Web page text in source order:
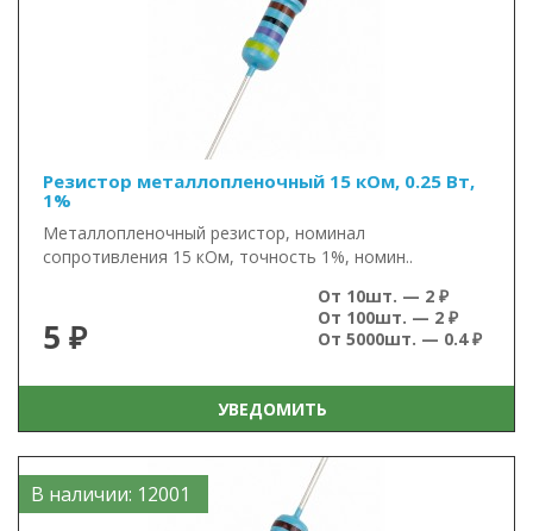
Резистор металлопленочный 15 кОм, 0.25 Вт,
1%
Металлопленочный резистор, номинал
сопротивления 15 кОм, точность 1%, номин..
5 ₽
От 10шт. — 2 ₽
От 100шт. — 2 ₽
От 5000шт. — 0.4 ₽
УВЕДОМИТЬ
В наличии: 12001